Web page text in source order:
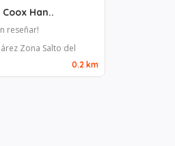
Han..
reseñar!
Zona Salto del
0.2 km